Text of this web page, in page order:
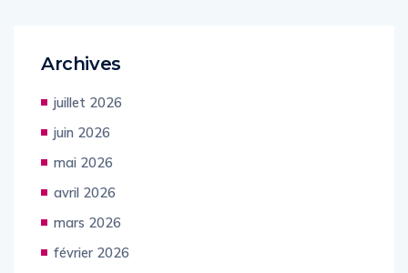
Archives
juillet 2026
juin 2026
mai 2026
avril 2026
mars 2026
février 2026